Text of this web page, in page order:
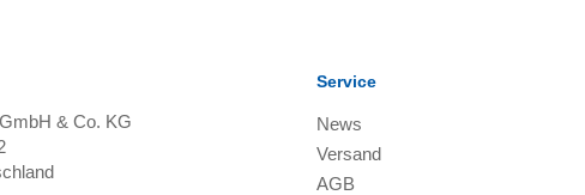
& Co. KG
Service
News
Versand
AGB